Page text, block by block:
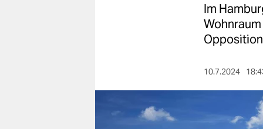
nord
wahrheit
Im
10.7.2024